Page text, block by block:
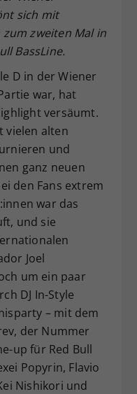
sich mit
zweiten Mal in
BassLine.
D in der Wiener
war, hat
versäumt.
vielen alten
und
ganz neuen
den Fans extrem
war das
und sie
Joel
um ein paar
DJ In-Style
– mit dem
der Nummer
up für Red Bull
Popyrin, Flavio
Nishikori und
Ihre Consent-
anderem eine
ID, für die
falls der
dies eingestellt